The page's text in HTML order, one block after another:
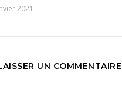
2021
UN COMMENTAIRE